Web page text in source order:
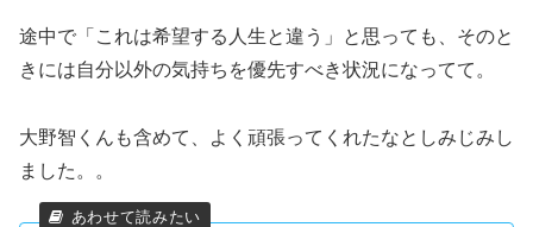
途中で「これは希望する人生と違う」と思っても、そのと
きには自分以外の気持ちを優先すべき状況になってて。
大野智くんも含めて、よく頑張ってくれたなとしみじみし
ました。。